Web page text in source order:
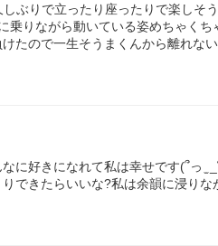
しぶりで立ったり座ったりで楽しそ
乗りながら動いている姿めちゃく
たので一生そうまくんから離れな
に好きになれて私は幸せです(՞っ
できたらいいな?私は余韻に浸り